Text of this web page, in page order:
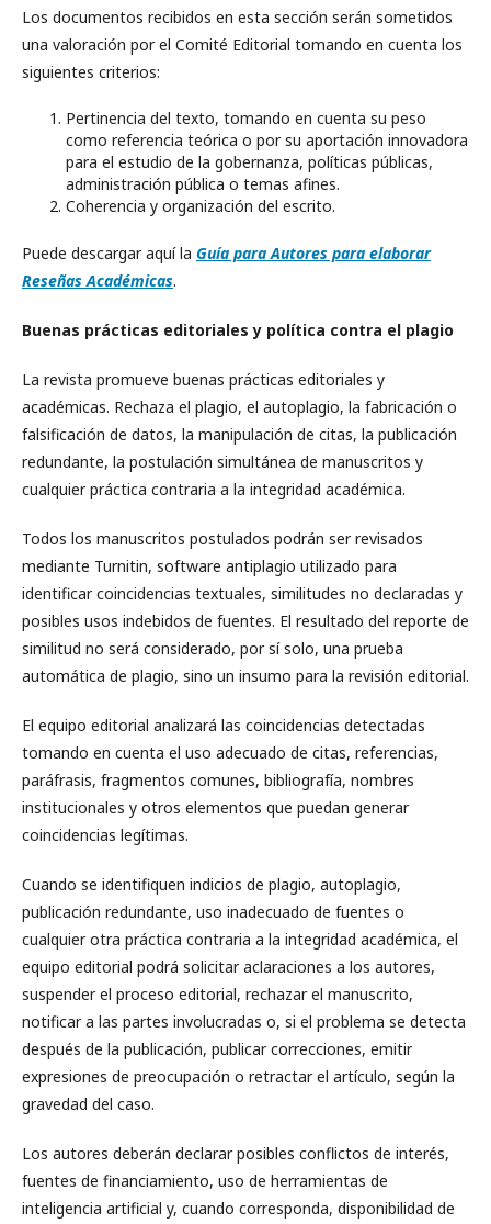
Los documentos recibidos en esta sección serán sometidos
una valoración por el Comité Editorial tomando en cuenta los
siguientes criterios:
Pertinencia del texto, tomando en cuenta su peso
como referencia teórica o por su aportación innovadora
para el estudio de la gobernanza, políticas públicas,
administración pública o temas afines.
Coherencia y organización del escrito.
Puede descargar aquí la Guía para Autores para elaborar
Reseñas Académicas.
Buenas prácticas editoriales y política contra el plagio
La revista promueve buenas prácticas editoriales y
académicas. Rechaza el plagio, el autoplagio, la fabricación o
falsificación de datos, la manipulación de citas, la publicación
redundante, la postulación simultánea de manuscritos y
cualquier práctica contraria a la integridad académica.
Todos los manuscritos postulados podrán ser revisados
mediante Turnitin, software antiplagio utilizado para
identificar coincidencias textuales, similitudes no declaradas y
posibles usos indebidos de fuentes. El resultado del reporte de
similitud no será considerado, por sí solo, una prueba
automática de plagio, sino un insumo para la revisión editorial.
El equipo editorial analizará las coincidencias detectadas
tomando en cuenta el uso adecuado de citas, referencias,
paráfrasis, fragmentos comunes, bibliografía, nombres
institucionales y otros elementos que puedan generar
coincidencias legítimas.
Cuando se identifiquen indicios de plagio, autoplagio,
publicación redundante, uso inadecuado de fuentes o
cualquier otra práctica contraria a la integridad académica, el
equipo editorial podrá solicitar aclaraciones a los autores,
suspender el proceso editorial, rechazar el manuscrito,
notificar a las partes involucradas o, si el problema se detecta
después de la publicación, publicar correcciones, emitir
expresiones de preocupación o retractar el artículo, según la
gravedad del caso.
Los autores deberán declarar posibles conflictos de interés,
fuentes de financiamiento, uso de herramientas de
inteligencia artificial y, cuando corresponda, disponibilidad de